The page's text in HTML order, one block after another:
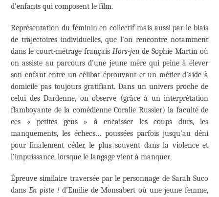
d’enfants qui composent le film.
Représentation du féminin en collectif mais aussi par le biais
de trajectoires individuelles, que l’on rencontre notamment
dans le court-métrage français Hors-jeu de Sophie Martin où
on assiste au parcours d’une jeune mère qui peine à élever
son enfant entre un célibat éprouvant et un métier d’aide à
domicile pas toujours gratifiant. Dans un univers proche de
celui des Dardenne, on observe (grâce à un interprétation
flamboyante de la comédienne Coralie Russier) la faculté de
ces « petites gens » à encaisser les coups durs, les
manquements, les échecs… poussées parfois jusqu’au déni
pour finalement céder, le plus souvent dans la violence et
l’impuissance, lorsque le langage vient à manquer.
Épreuve similaire traversée par le personnage de Sarah Suco
dans En piste !d’Emilie de Monsabert où une jeune femme,